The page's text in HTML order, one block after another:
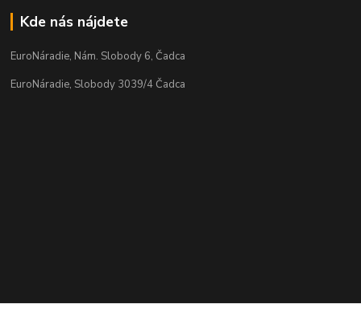
Kde nás nájdete
EuroNáradie, Nám. Slobody 6, Čadca
EuroNáradie, Slobody 3039/4 Čadca